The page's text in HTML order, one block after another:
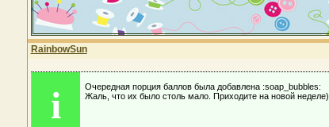
RainbowSun
i
Очередная порция баллов была добавлена :soap_bubbles:
Жаль, что их было столь мало. Приходите на новой неделе)